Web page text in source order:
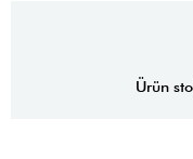
Ürün